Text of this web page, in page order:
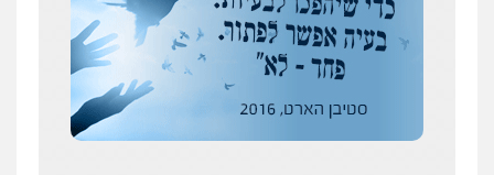
רונן הלל – מוניטין
מחיקת כתבות מגוגל ודחיקת אזכורים
שירותים מקצועיים לעורכי דין
0522508109
כחבר ועדת איסור הלבנת הון בלשכת עורכי הדין
194 עורכי הדין החדשים
אחרי המלחמה: הוסמכו בירושלים עורכות ועורכי
הדין החדשים
עסקה חמה